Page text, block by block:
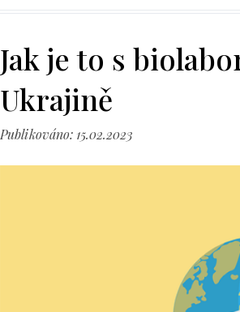
Jak je to s
Ukrajině
Publikováno: 15.02.2023